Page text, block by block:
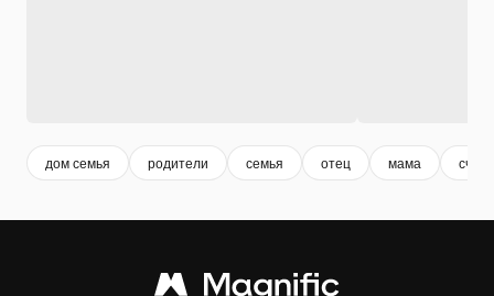
дом семья родители семья отец мама